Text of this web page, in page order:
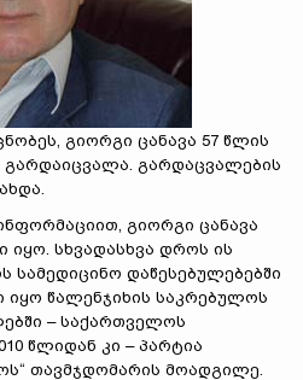
გიორგი ცანავა 57 წლის
გარდაიცვალა. გარდაცვალების
გიორგი ცანავა
იყო. სხვადასხვა დროს ის
სამედიცინო დაწესებულებებში
იყო წალენჯიხის საკრებულოს
– საქართველოს
წლიდან კი – პარტია
თავმჯდომარის მოადგილე.